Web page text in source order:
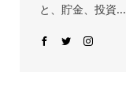
と、貯金、投資...